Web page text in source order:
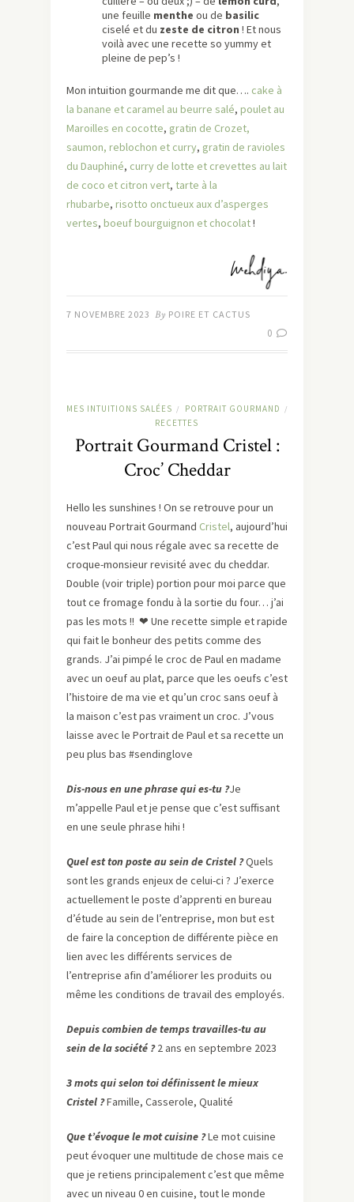
une feuille menthe ou de basilic
ciselé et du zeste de citron ! Et nous
voilà avec une recette so yummy et
pleine de pep’s !
Mon intuition gourmande me dit que…. cake à
la banane et caramel au beurre salé, poulet au
Maroilles en cocotte, gratin de Crozet,
saumon, reblochon et curry, gratin de ravioles
du Dauphiné, curry de lotte et crevettes au lait
de coco et citron vert, tarte à la
rhubarbe, risotto onctueux aux d’asperges
vertes, boeuf bourguignon et chocolat!
7 NOVEMBRE 2023 By POIRE ET CACTUS
0
MES INTUITIONS SALÉES / PORTRAIT GOURMAND /
RECETTES
Portrait Gourmand Cristel :
Croc’ Cheddar
Hello les sunshines ! On se retrouve pour un
nouveau Portrait Gourmand Cristel, aujourd’hui
c’est Paul qui nous régale avec sa recette de
croque-monsieur revisité avec du cheddar.
Double (voir triple) portion pour moi parce que
tout ce fromage fondu à la sortie du four… j’ai
pas les mots !! ❤ Une recette simple et rapide
qui fait le bonheur des petits comme des
grands. J’ai pimpé le croc de Paul en madame
avec un oeuf au plat, parce que les oeufs c’est
l’histoire de ma vie et qu’un croc sans oeuf à
la maison c’est pas vraiment un croc. J’vous
laisse avec le Portrait de Paul et sa recette un
peu plus bas #sendinglove
Dis-nous en une phrase qui es-tu ?Je
m’appelle Paul et je pense que c’est suffisant
en une seule phrase hihi !
Quel est ton poste au sein de Cristel ?Quels
sont les grands enjeux de celui-ci ? J’exerce
actuellement le poste d’apprenti en bureau
d’étude au sein de l’entreprise, mon but est
de faire la conception de différente pièce en
lien avec les différents services de
l’entreprise afin d’améliorer les produits ou
même les conditions de travail des employés.
Depuis combien de temps travailles-tu au
sein de la société ?2 ans en septembre 2023
3 mots qui selon toi définissent le mieux
Cristel ?Famille, Casserole, Qualité
Que t’évoque le mot cuisine ?Le mot cuisine
peut évoquer une multitude de chose mais ce
que je retiens principalement c’est que même
avec un niveau 0 en cuisine, tout le monde